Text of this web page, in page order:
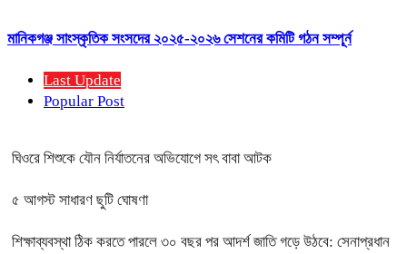
মানিকগঞ্জ সাংস্কৃতিক সংসদের ২০২৫-২০২৬ সেশনের কমিটি গঠন সম্পূর্ন
Last Update
Popular Post
ঘিওরে শিশুকে যৌন নির্যাতনের অভিযোগে সৎ বাবা আটক
৫ আগস্ট সাধারণ ছুটি ঘোষণা
শিক্ষাব্যবস্থা ঠিক করতে পারলে ৩০ বছর পর আদর্শ জাতি গড়ে উঠবে: সেনাপ্রধান